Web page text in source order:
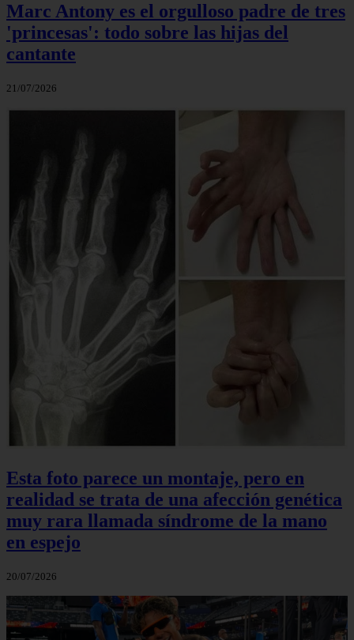
Marc Antony es el orgulloso padre de tres
'princesas': todo sobre las hijas del
cantante
21/07/2026
Esta foto parece un montaje, pero en
realidad se trata de una afección genética
muy rara llamada síndrome de la mano
en espejo
20/07/2026